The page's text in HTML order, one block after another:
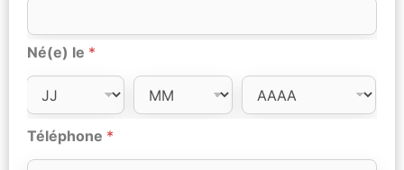
Né(e) le *
Téléphone *